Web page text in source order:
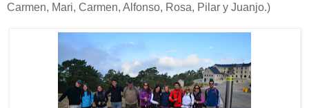
Carmen, Mari, Carmen, Alfonso, Rosa, Pilar y Juanjo.)